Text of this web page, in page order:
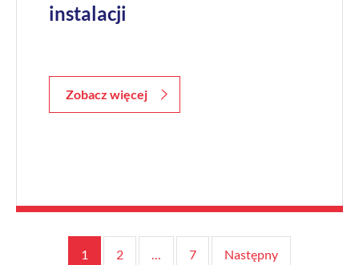
instalacji
Zobacz więcej
Stronicowanie
1 2 7 Następny